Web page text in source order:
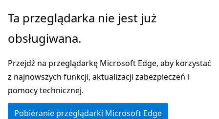
Przejdź
głównej
Ta przeglądarka nie jest już
obsługiwana.
Przejdź na przeglądarkę Microsoft Edge, aby korzystać
z najnowszych funkcji, aktualizacji zabezpieczeń i
pomocy technicznej.
Pobieranie przeglądarki Microsoft Edge